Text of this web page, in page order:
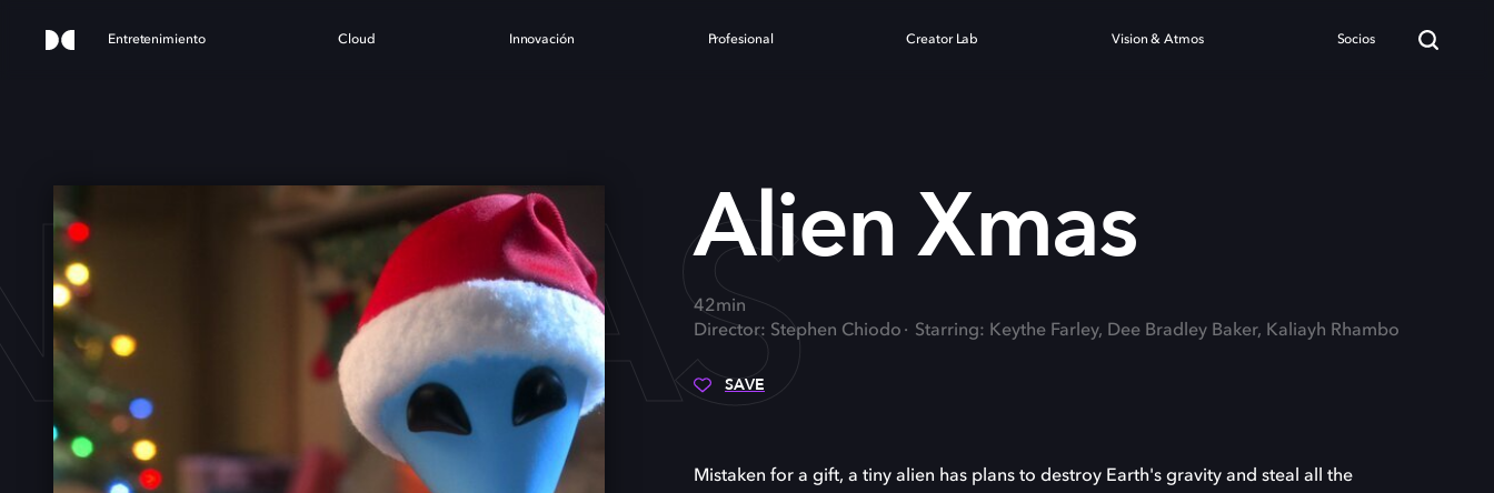
Entretenimiento Cloud Innovación Profesional Creator Lab Vision & Atmos Socios
XMASAlien Xmas
42min
Director: Stephen Chiodo
Starring: Keythe Farley, Dee Bradley Baker, Kaliayh Rhambo
SAVE
Mistaken for a gift, a tiny alien has plans to destroy Earth's gravity and steal all the